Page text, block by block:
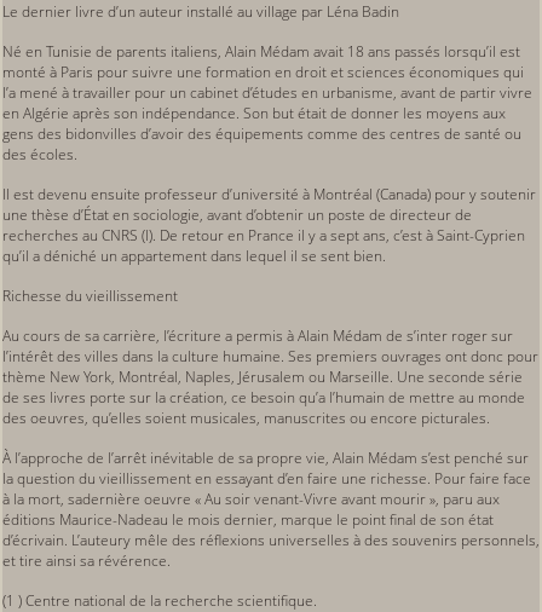
Le dernier livre d’un auteur installé au village par Léna Badin
Né en Tunisie de parents italiens, Alain Médam avait 18 ans passés lorsqu’il est
monté à Paris pour suivre une formation en droit et sciences économiques qui
l’a mené à travailler pour un cabinet d’études en urbanisme, avant de partir vivre
en Algérie après son indépendance. Son but était de donner les moyens aux
gens des bidonvilles d’avoir des équipements comme des centres de santé ou
des écoles.
Il est devenu ensuite professeur d’université à Montréal (Canada) pour y soutenir
une thèse d’État en sociologie, avant d’obtenir un poste de directeur de
recherches au CNRS (l). De retour en Prance il y a sept ans, c’est à Saint-Cyprien
qu’il a déniché un appartement dans lequel il se sent bien.
Richesse du vieillissement
Au cours de sa carrière, l’écriture a permis à Alain Médam de s’inter roger sur
l’intérêt des villes dans la culture humaine. Ses premiers ouvrages ont donc pour
thème New York, Montréal, Naples, Jérusalem ou Marseille. Une seconde série
de ses livres porte sur la création, ce besoin qu’a l’humain de mettre au monde
des oeuvres, qu’elles soient musicales, manuscrites ou encore picturales.
À l’approche de l’arrêt inévitable de sa propre vie, Alain Médam s’est penché sur
la question du vieillissement en essayant d’en faire une richesse. Pour faire face
à la mort, sadernière oeuvre « Au soir venant-Vivre avant mourir », paru aux
éditions Maurice-Nadeau le mois dernier, marque le point final de son état
d’écrivain. L’auteury mêle des réflexions universelles à des souvenirs personnels,
et tire ainsi sa révérence.
(1 ) Centre national de la recherche scientifique.